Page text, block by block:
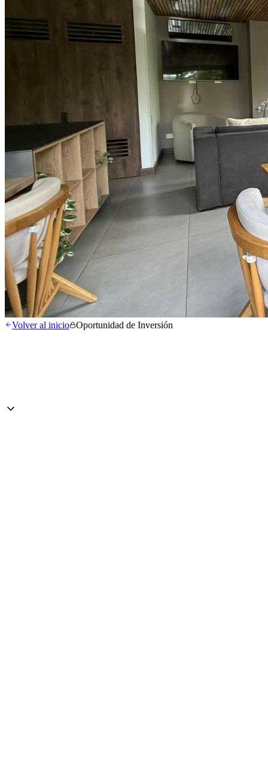
Volver al inicio Oportunidad de Inversión